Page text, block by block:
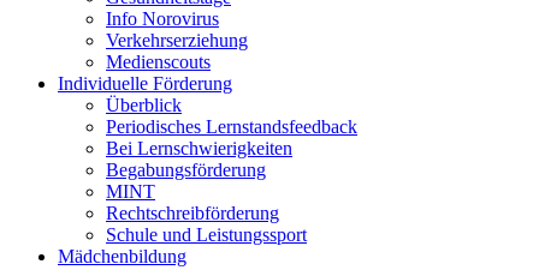
Info Norovirus
Verkehrserziehung
Medienscouts
Individuelle Förderung
Überblick
Periodisches Lernstandsfeedback
Bei Lernschwierigkeiten
Begabungsförderung
MINT
Rechtschreibförderung
Schule und Leistungssport
Mädchenbildung